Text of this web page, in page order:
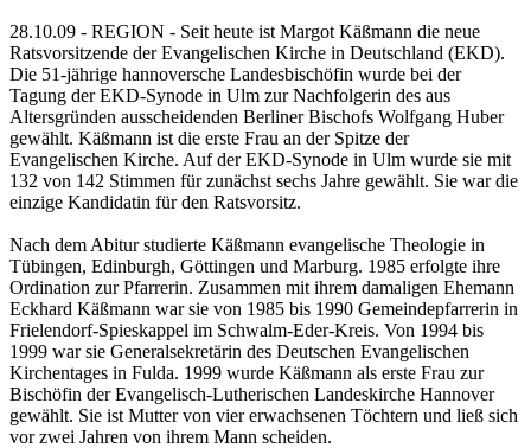
28.10.09 - REGION - Seit heute ist Margot Käßmann die neue
Ratsvorsitzende der Evangelischen Kirche in Deutschland (EKD).
Die 51-jährige hannoversche Landesbischöfin wurde bei der
Tagung der EKD-Synode in Ulm zur Nachfolgerin des aus
Altersgründen ausscheidenden Berliner Bischofs Wolfgang Huber
gewählt. Käßmann ist die erste Frau an der Spitze der
Evangelischen Kirche. Auf der EKD-Synode in Ulm wurde sie mit
132 von 142 Stimmen für zunächst sechs Jahre gewählt. Sie war die
einzige Kandidatin für den Ratsvorsitz.
Nach dem Abitur studierte Käßmann evangelische Theologie in
Tübingen, Edinburgh, Göttingen und Marburg. 1985 erfolgte ihre
Ordination zur Pfarrerin. Zusammen mit ihrem damaligen Ehemann
Eckhard Käßmann war sie von 1985 bis 1990 Gemeindepfarrerin in
Frielendorf-Spieskappel im Schwalm-Eder-Kreis. Von 1994 bis
1999 war sie Generalsekretärin des Deutschen Evangelischen
Kirchentages in Fulda. 1999 wurde Käßmann als erste Frau zur
Bischöfin der Evangelisch-Lutherischen Landeskirche Hannover
gewählt. Sie ist Mutter von vier erwachsenen Töchtern und ließ sich
vor zwei Jahren von ihrem Mann scheiden.